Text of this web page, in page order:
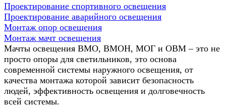
Проектирование спортивного освещения
Проектирование аварийного освещения
Монтаж опор освещения
Монтаж мачт освещения
Мачты освещения ВМО, ВМОН, МОГ и ОВМ – это не
просто опоры для светильников, это основа
современной системы наружного освещения, от
качества монтажа которой зависит безопасность
людей, эффективность освещения и долговечность
всей системы.